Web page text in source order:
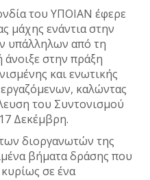
του ΥΠΟΙΑΝ έφερε
μάχης ενάντια στην
υπάλληλων από τη
στην πράξη
και ενωτικής
καλώντας
του Συντονισμού
Δεκέμβρη.
διοργανωτών της
βήματα δράσης που
σε ένα